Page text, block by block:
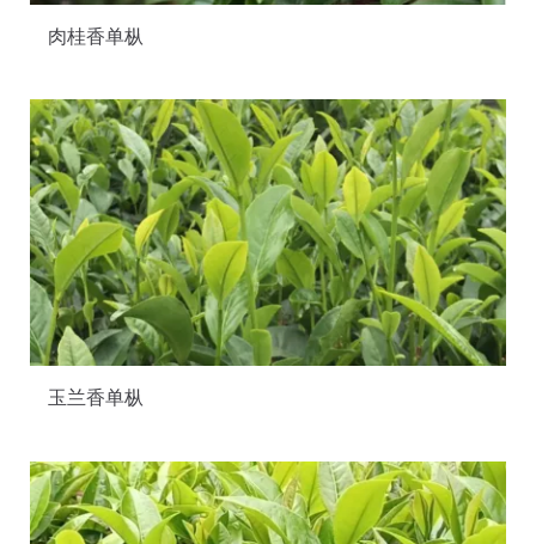
肉桂香单枞
玉兰香单枞